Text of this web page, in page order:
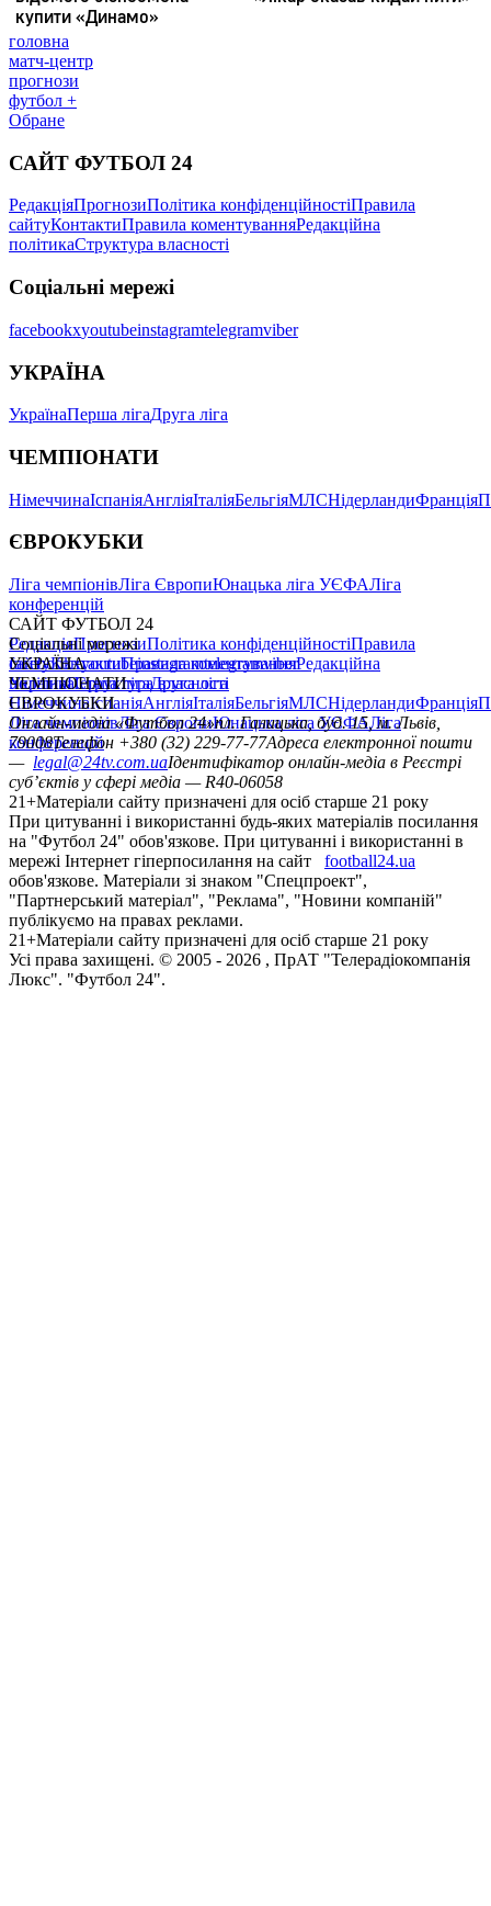
головна
матч-центр
прогнози
футбол +
Обране
САЙТ ФУТБОЛ 24
РедакціяПрогнозиПолітика конфіденційностіПравила
сайтуКонтактиПравила коментуванняРедакційна
політикаСтруктура власності
Соціальні мережі
facebookxyoutubeinstagramtelegramviber
УКРАЇНА
УкраїнаПерша лігаДруга ліга
ЧЕМПІОНАТИ
НімеччинаІспаніяАнгліяІталіяБельгіяМЛСНідерландиФранція
ЄВРОКУБКИ
Ліга чемпіонівЛіга ЄвропиЮнацька ліга УЄФАЛіга
конференцій
САЙТ ФУТБОЛ 24
РедакціяПрогнозиПолітика конфіденційностіПравила
сайтуКонтактиПравила коментуванняРедакційна
політикаСтруктура власності
Соціальні мережі
facebookxyoutubeinstagramtelegramviber
УКРАЇНА
УкраїнаПерша лігаДруга ліга
ЧЕМПІОНАТИ
НімеччинаІспаніяАнгліяІталіяБельгіяМЛСНідерландиФранція
ЄВРОКУБКИ
Ліга чемпіонівЛіга ЄвропиЮнацька ліга УЄФАЛіга
конференцій
Онлайн-медіа «Футбол 24»пл. Галицька, буд. 15, м. Львів,
79008Телефон +380 (32) 229-77-77Адреса електронної пошти
— legal@24tv.com.uaІдентифікатор онлайн-медіа в Реєстрі
суб’єктів у сфері медіа — R40-06058
21+Матеріали сайту призначені для осіб старше 21 року
При цитуванні і використанні будь-яких матеріалів посилання
на "Футбол 24" обов'язкове. При цитуванні і використанні в
мережі Інтернет гіперпосилання на сайт
football24.ua
обов'язкове. Матеріали зі знаком "Спецпроект",
"Партнерський матеріал", "Реклама", "Новини компаній"
публікуємо на правах реклами.
21+Матеріали сайту призначені для осіб старше 21 року
Усi права захищенi. © 2005 - 2026 , ПрАТ "Телерадіокомпанія
Люкс". "Футбол 24".